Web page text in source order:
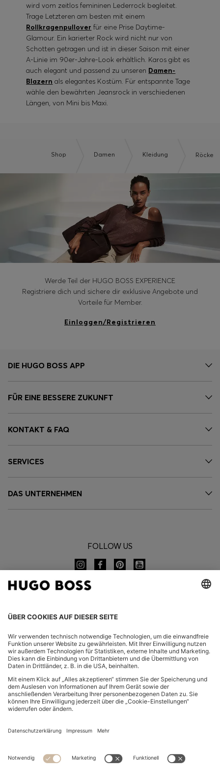
wird vom zeitlos femininen Lederrock begleitet.
Trage Letzteren am besten mit einem
Rollkragenpullover für eine Prise Daytime-
Glamour. Ein karierter Rock wird nicht nur von
Schotten getragen und ist in dieser Saison mit einer
A-Linie im 90er-Jahre-Look erhältlich. Karos gibt es
auch elegant und passend zu unseren Damen-
Blazern als elegantes Kostüm. Für entspannte Tage
wähle den bewährten Jeansrock in verschiedenen
Längen, von Mini bis Maxi.
Shop Damen Kleidung Röcke
Werde Teil der HUGO BOSS EXPERIENCE
Registriere dich und sichere dir exklusive Angebote und
Vorteile für Member.
Einloggen/Registrieren
DIE HUGO BOSS APP
FÜR EINE BESSERE ZUKUNFT
KONTAKT & FAQ
SERVICES
DAS UNTERNEHMEN
FOLLOW US
CHANGE COUNTRY:
Widerruf erklären FAQ ImpressumDatenschutz
Barrierefreiheitserklärung
Datenschutz HUGO BOSS Newsletter